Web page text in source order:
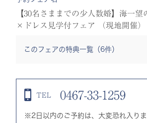
【30名さままでの少人数婚】海一望
×ドレス見学付フェア （現地開催）
このフェアの特典一覧（6件）
TEL 0467-33-1259
※2日以内のご予約は、大変恐れ入り